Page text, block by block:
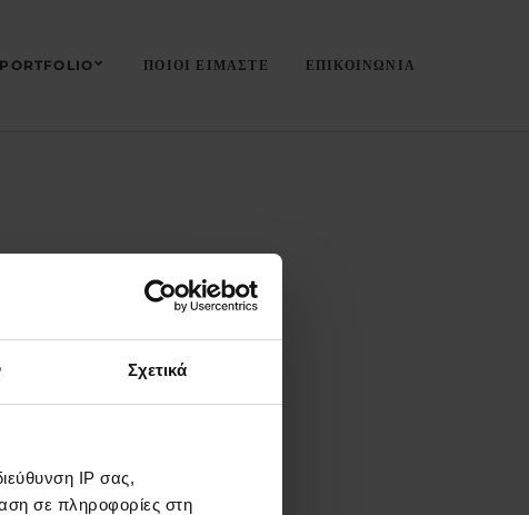
Σχετικά
IP σας,
σε πληροφορίες στη
PORTFOLIO ΠΟΙΟΙ ΕΙΜΑΣΤΕ ΕΠΙΚΟΙΝΩΝΙΑ